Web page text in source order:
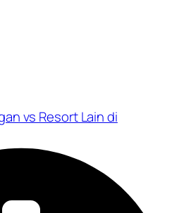
vs Resort Lain di